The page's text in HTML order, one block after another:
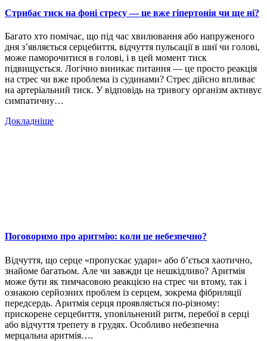
Стрибає тиск на фоні стресу — це вже гіпертонія чи ще ні?
Багато хто помічає, що під час хвилювання або напруженого
дня з’являється серцебиття, відчуття пульсації в шиї чи голові,
може паморочитися в голові, і в цей момент тиск
підвищується. Логічно виникає питання — це просто реакція
на стрес чи вже проблема із судинами? Стрес дійсно впливає
на артеріальний тиск. У відповідь на тривогу організм активує
симпатичну…
Докладніше
Поговоримо про аритмію: коли це небезпечно?
Відчуття, що серце «пропускає удари» або б’ється хаотично,
знайоме багатьом. Але чи завжди це нешкідливо? Аритмія
може бути як тимчасовою реакцією на стрес чи втому, так і
ознакою серйозних проблем із серцем, зокрема фібриляції
передсердь. Аритмія серця проявляється по-різному:
прискорене серцебиття, уповільнений ритм, перебої в серці
або відчуття трепету в грудях. Особливо небезпечна
мерцальна аритмія….